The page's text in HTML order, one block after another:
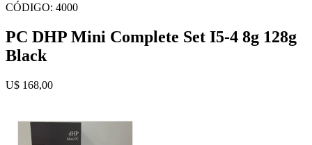
CÓDIGO: 4000
PC DHP Mini Complete Set I5-4 8g 128g
Black
U$ 168,00